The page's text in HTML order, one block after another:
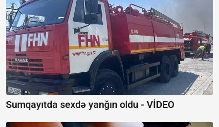
Sumqayıtda sexdə yanğın oldu - VİDEO